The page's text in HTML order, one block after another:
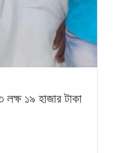
১৯ হাজার টাকা